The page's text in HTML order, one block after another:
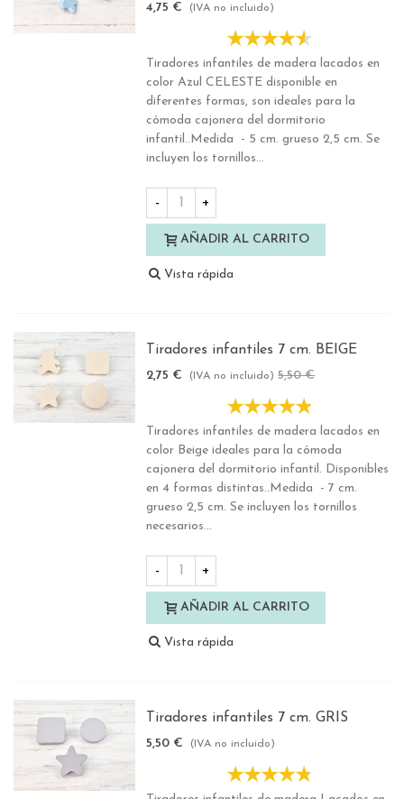
4,75 € (IVA no incluido)
Tiradores infantiles de madera lacados en
color Azul CELESTE disponible en
diferentes formas, son ideales para la
cómoda cajonera del dormitorio
infantil..Medida - 5 cm. grueso 2,5 cm. Se
incluyen los tornillos...
- +
AÑADIR AL CARRITO
Vista rápida
Tiradores infantiles 7 cm. BEIGE
2,75 € (IVA no incluido) 5,50 €
Tiradores infantiles de madera lacados en
color Beige ideales para la cómoda
cajonera del dormitorio infantil. Disponibles
en 4 formas distintas..Medida - 7 cm.
grueso 2,5 cm. Se incluyen los tornillos
necesarios...
- +
AÑADIR AL CARRITO
Vista rápida
Tiradores infantiles 7 cm. GRIS
5,50 € (IVA no incluido)